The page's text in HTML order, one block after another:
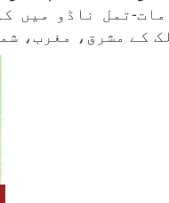
تمل ناڈو میں
کے مشرق، مغرب،